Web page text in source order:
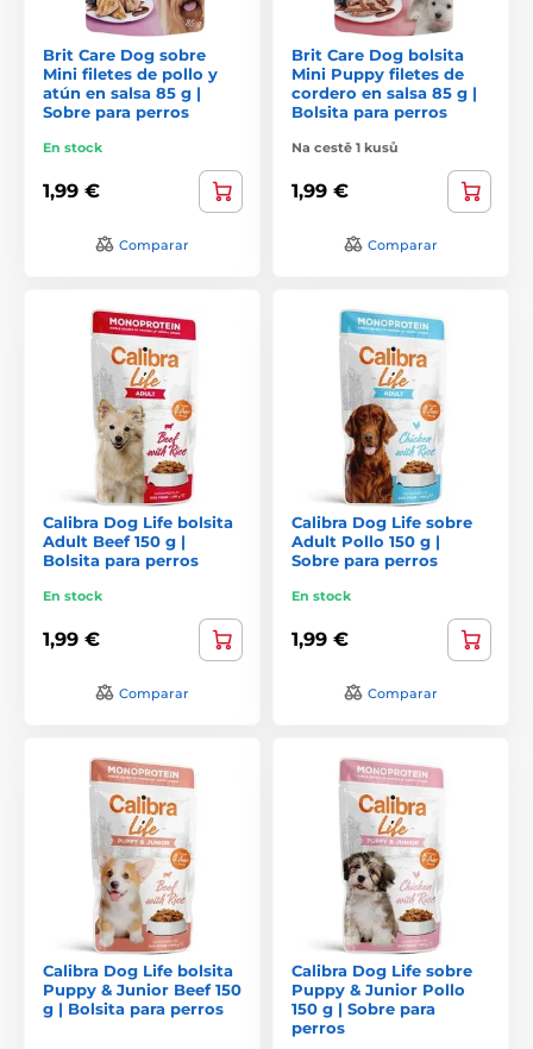
Brit Care Dog sobre
Mini filetes de pollo y
atún en salsa 85 g |
Sobre para perros
En stock
1,99 €
Comparar
Brit Care Dog bolsita
Mini Puppy filetes de
cordero en salsa 85 g |
Bolsita para perros
Na cestě 1 kusů
1,99 €
Comparar
Calibra Dog Life bolsita
Adult Beef 150 g |
Bolsita para perros
En stock
1,99 €
Comparar
Calibra Dog Life sobre
Adult Pollo 150 g |
Sobre para perros
En stock
1,99 €
Comparar
Calibra Dog Life bolsita
Puppy & Junior Beef 150
g | Bolsita para perros
Calibra Dog Life sobre
Puppy & Junior Pollo
150 g | Sobre para
perros